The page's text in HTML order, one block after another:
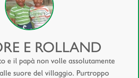
E ROLLAND
e il papà non volle assolutamente
suore del villaggio. Purtroppo